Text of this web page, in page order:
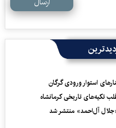
استوار ورودی گرگان
تکیه‌های تاریخی کرمانشاه
آل‌احمد» منتشر شد